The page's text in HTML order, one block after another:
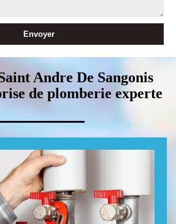
Andre De Sangonis
de plomberie experte